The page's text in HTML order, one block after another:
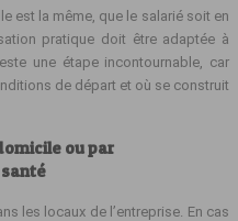
est la même, que le salarié soit en
pratique doit être adaptée à
une étape incontournable, car
de départ et où se construit
ou par
les locaux de l’entreprise. En cas